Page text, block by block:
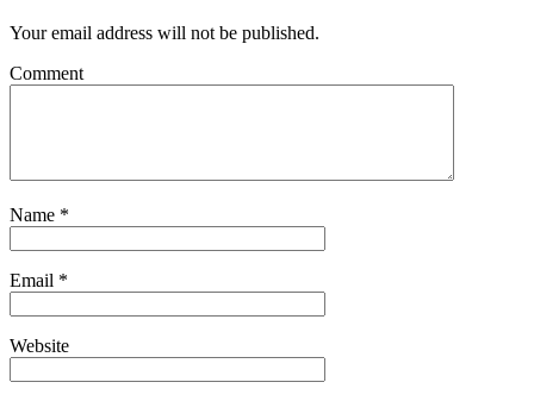
Your email address will not be published.
Comment
Name *
Email *
Website